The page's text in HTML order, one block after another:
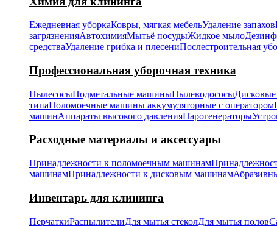
Ежедневная уборкаКовры, мягкая мебельУдаление запахов
загрязненияАвтохимияМытьё посудыЖидкое мыло
средстваУдаление грибка и плесениПослестроительная
Профессиональная уборочная техника
ПылесосыПодметальные машиныПылеводососы
типаПоломоечные машины аккумуляторные с оператором
машинАппараты высокого давленияПарогенераторы
Расходные материалы и аксессуары
Принадлежности к поломоечным машинам
машинамПринадлежности к дисковым машинам
Инвентарь для клининга
ПерчаткиРаспылителиДля мытья стёколДля мытья полов